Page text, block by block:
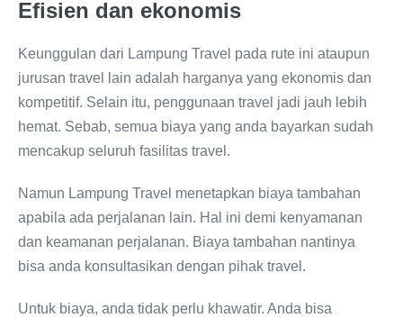
Efisien dan ekonomis
Keunggulan dari Lampung Travel pada rute ini ataupun
jurusan travel lain adalah harganya yang ekonomis dan
kompetitif. Selain itu, penggunaan travel jadi jauh lebih
hemat. Sebab, semua biaya yang anda bayarkan sudah
mencakup seluruh fasilitas travel.
Namun Lampung Travel menetapkan biaya tambahan
apabila ada perjalanan lain. Hal ini demi kenyamanan
dan keamanan perjalanan. Biaya tambahan nantinya
bisa anda konsultasikan dengan pihak travel.
Untuk biaya, anda tidak perlu khawatir. Anda bisa